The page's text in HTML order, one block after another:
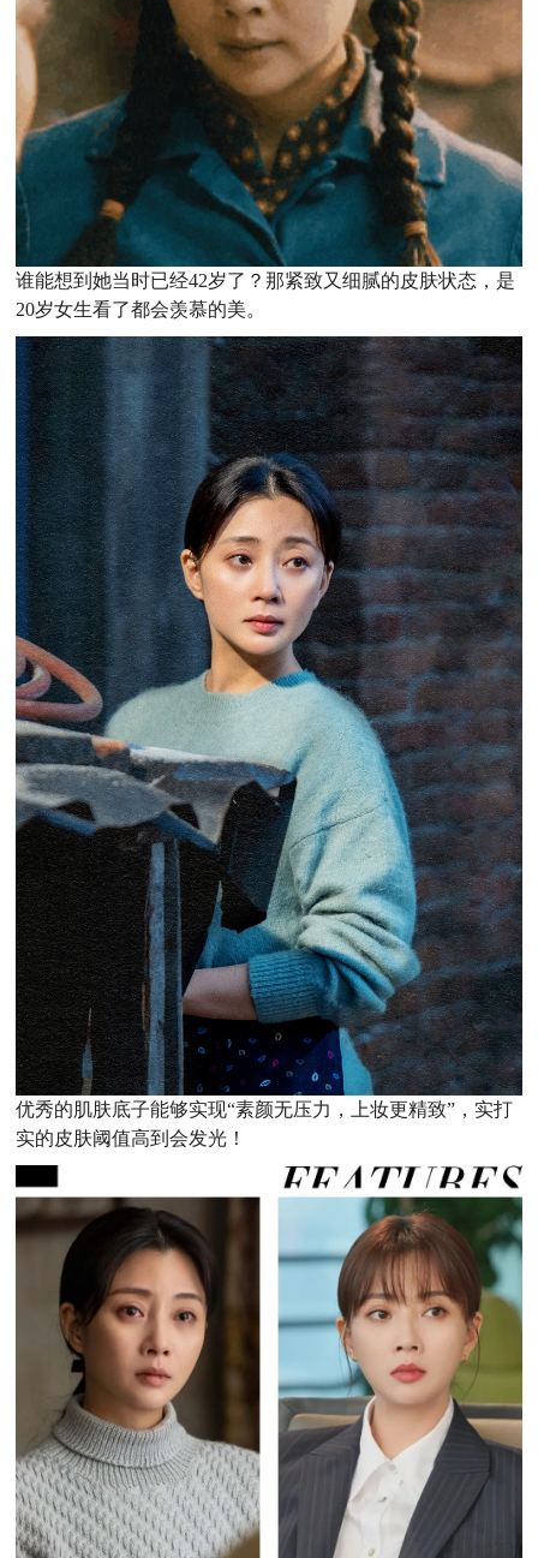
谁能想到她当时已经42岁了？那紧致又细腻的皮肤状态，是
20岁女生看了都会羡慕的美。
优秀的肌肤底子能够实现“素颜无压力，上妆更精致”，实打
实的皮肤阈值高到会发光！